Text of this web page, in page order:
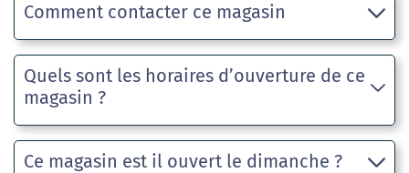
Comment contacter ce magasin
Quels sont les horaires d’ouverture de ce
magasin ?
Ce magasin est il ouvert le dimanche ?